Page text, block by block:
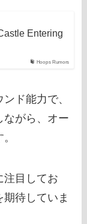
Hoops Rumors
Entering
ド能力で、
ながら、オー
注目してお
待していま